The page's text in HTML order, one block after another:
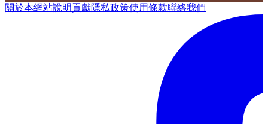
關於本網站說明貢獻隱私政策使用條款聯絡我們